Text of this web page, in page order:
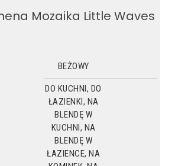
Mozaika Little Waves
BEŻOWY
DO KUCHNI, DO
ŁAZIENKI, NA
BLENDĘ W
KUCHNI, NA
BLENDĘ W
ŁAZIENCE, NA